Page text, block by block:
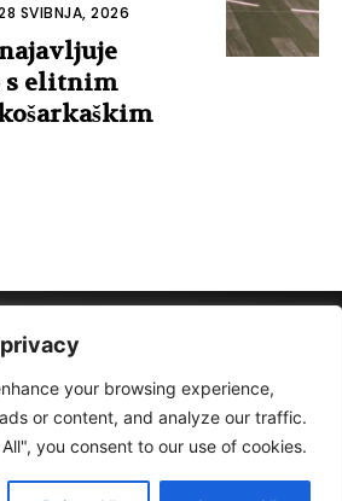
your browsing experience,
or content, and analyze our traffic.
you consent to our use of cookies.
SVIBNJA, 2026
s elitnim